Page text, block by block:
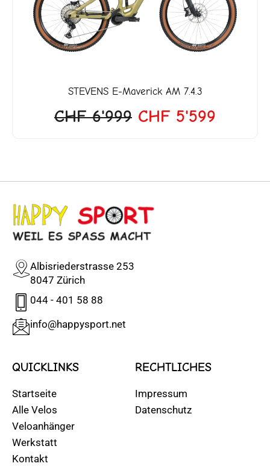
STEVENSE-Maverick AM 7.4.3
CHF6'999
CHF 6'999
CHF 5'599
CHF
Albisriederstrasse 253
8047 Zürich
044 - 401 58 88
info@happysport.net
QUICKLINKS
Startseite
Alle Velos
Veloanhänger
Werkstatt
Kontakt
RECHTLICHES
Impressum
Datenschutz